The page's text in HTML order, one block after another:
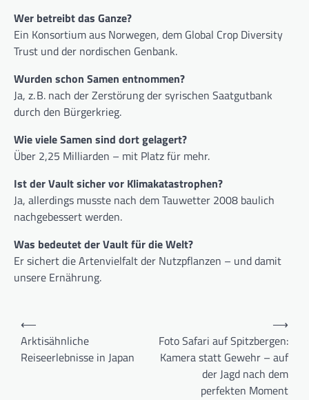
Wer betreibt das Ganze?
Ein Konsortium aus Norwegen, dem Global Crop Diversity
Trust und der nordischen Genbank.
Wurden schon Samen entnommen?
Ja, z. B. nach der Zerstörung der syrischen Saatgutbank
durch den Bürgerkrieg.
Wie viele Samen sind dort gelagert?
Über 2,25 Milliarden – mit Platz für mehr.
Ist der Vault sicher vor Klimakatastrophen?
Ja, allerdings musste nach dem Tauwetter 2008 baulich
nachgebessert werden.
Was bedeutet der Vault für die Welt?
Er sichert die Artenvielfalt der Nutzpflanzen – und damit
unsere Ernährung.
B⟵
Arktisähnliche
Reiseerlebnisse in Japan
Foto Safari auf Spitzbergen:
Kamera statt Gewehr – auf
der Jagd nach dem
perfekten Moment
⟶